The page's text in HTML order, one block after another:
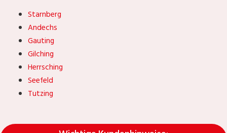
Starnberg
Andechs
Gauting
Gilching
Herrsching
Seefeld
Tutzing